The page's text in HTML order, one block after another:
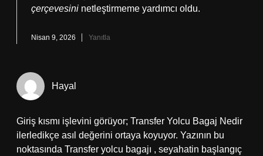
çerçevesini netleştirmeme yardımcı oldu.
Nisan 9, 2026 Yanıtla
Hayal
Giriş kısmı işlevini görüyor; Transfer Yolcu Bagaj Nedir
ilerledikçe asıl değerini ortaya koyuyor. Yazının bu
noktasında Transfer yolcu bagajı , seyahatin başlangıç